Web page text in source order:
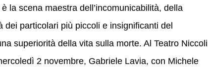
la scena maestra dell’incomunicabilità, della
particolari più piccoli e insignificanti del
superiorità della vita sulla morte. Al Teatro
2 novembre, Gabriele Lavia, con Michele